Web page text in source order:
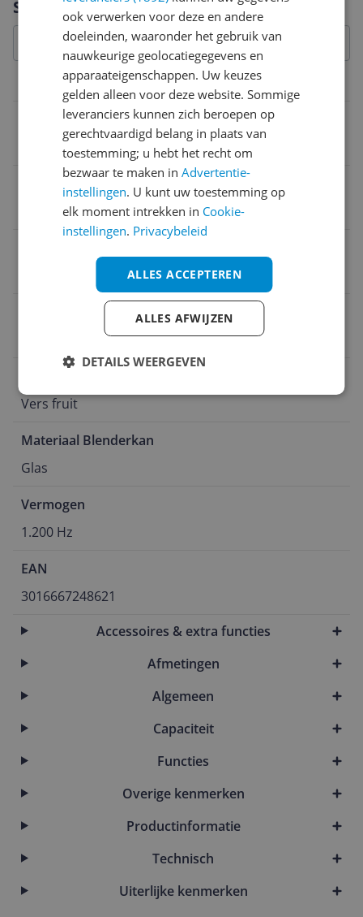
Specificaties
Belangrijkste kenmerken
Extra opties
Pulsestand
Inhoud
Vaatwasbestendig
Vers fruit
Materiaal Blenderkan
Glas
Vermogen
1.200 Hz
EAN
3016667248621
Accessoires & extra functies
Afmetingen
Algemeen
Capaciteit
Functies
Overige kenmerken
Productinformatie
Technisch
Uiterlijke kenmerken
ook verwerken voor deze en andere
doeleinden, waaronder het gebruik van
nauwkeurige geolocatiegegevens en
apparaateigenschappen. Uw keuzes
gelden alleen voor deze website. Sommige
leveranciers kunnen zich beroepen op
gerechtvaardigd belang in plaats van
toestemming; u hebt het recht om
bezwaar te maken inAdvertentie-
instellingen. U kunt uw toestemming op
elk moment intrekken in Cookie-
instellingen. Privacybeleid
ALLES ACCEPTEREN
ALLES AFWIJZEN
DETAILS WEERGEVEN